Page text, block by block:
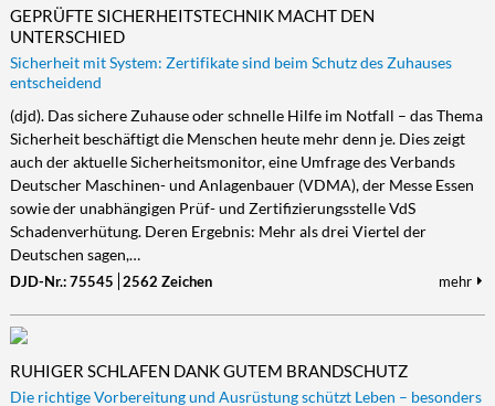
GEPRÜFTE SICHERHEITSTECHNIK MACHT DEN
UNTERSCHIED
Sicherheit mit System: Zertifikate sind beim Schutz des Zuhauses
entscheidend
(djd). Das sichere Zuhause oder schnelle Hilfe im Notfall – das Thema
Sicherheit beschäftigt die Menschen heute mehr denn je. Dies zeigt
auch der aktuelle Sicherheitsmonitor, eine Umfrage des Verbands
Deutscher Maschinen- und Anlagenbauer (VDMA), der Messe Essen
sowie der unabhängigen Prüf- und Zertifizierungsstelle VdS
Schadenverhütung. Deren Ergebnis: Mehr als drei Viertel der
Deutschen sagen,…
DJD-Nr.: 75545 2562 Zeichen mehr
RUHIGER SCHLAFEN DANK GUTEM BRANDSCHUTZ
Die richtige Vorbereitung und Ausrüstung schützt Leben – besonders